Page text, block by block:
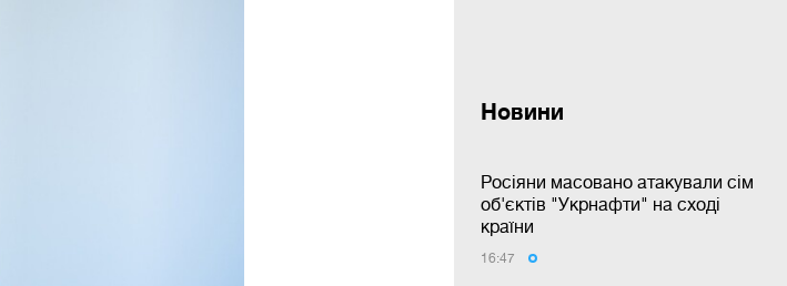
Новини
Росіяни масовано атакували сім
об'єктів "Укрнафти" на сході
країни
16:47